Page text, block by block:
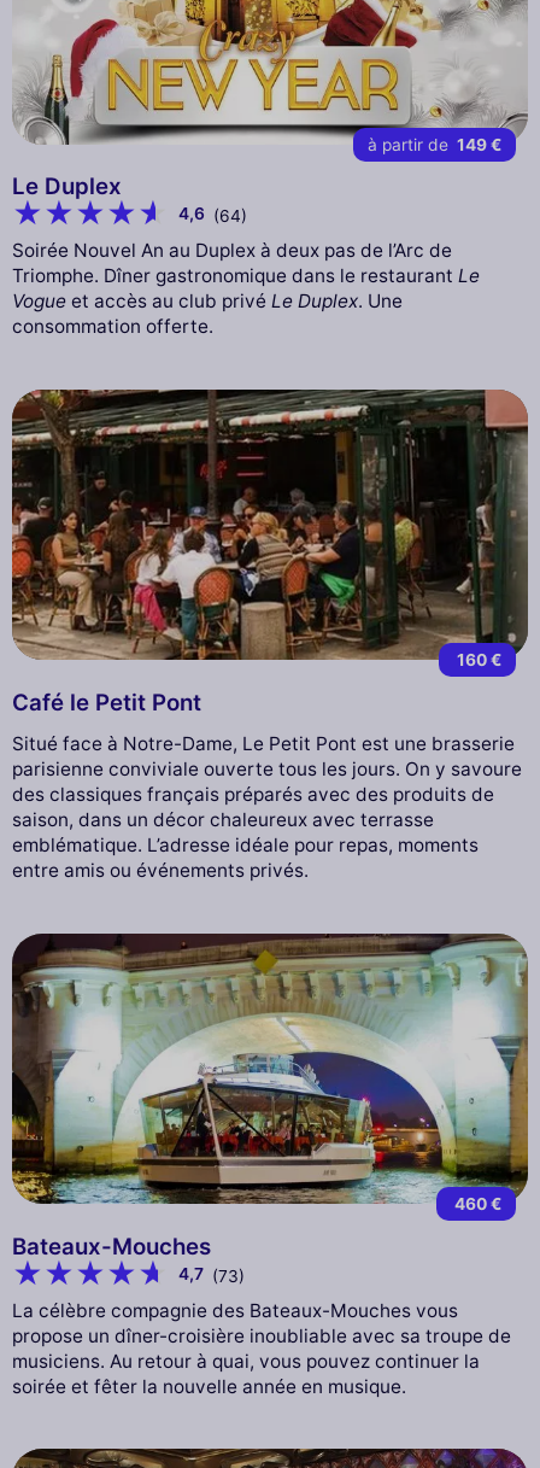
à partir de 149 €
Le Duplex
4,6 (64)
Soirée Nouvel An au Duplex à deux pas de l’Arc de
Triomphe. Dîner gastronomique dans le restaurant Le
Vogue et accès au club privé Le Duplex. Une
consommation offerte.
160 €
Café le Petit Pont
Situé face à Notre-Dame, Le Petit Pont est une brasserie
parisienne conviviale ouverte tous les jours. On y savoure
des classiques français préparés avec des produits de
saison, dans un décor chaleureux avec terrasse
emblématique. L’adresse idéale pour repas, moments
entre amis ou événements privés.
460 €
Bateaux-Mouches
4,7 (73)
La célèbre compagnie des Bateaux-Mouches vous
propose un dîner-croisière inoubliable avec sa troupe de
musiciens. Au retour à quai, vous pouvez continuer la
soirée et fêter la nouvelle année en musique.